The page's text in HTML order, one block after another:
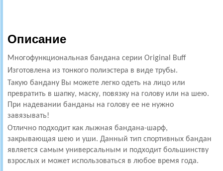
Описание
Многофункциональная бандана серии Original Buff
Изготовлена из тонкого полиэстера в виде трубы.
Такую бандану Вы можете легко одеть на лицо или
превратить в шапку, маску, повязку на голову или на шею.
При надевании банданы на голову ее не нужно
завязывать!
Отлично подходит как лыжная бандана-шарф,
закрывающая шею и уши. Данный тип спортивных бандан
является самым универсальным и подходит большинству
взрослых и может использоваться в любое время года.